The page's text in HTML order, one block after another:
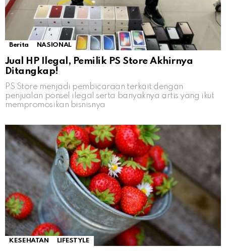
Berita NASIONAL
Jual HP Ilegal, Pemilik PS Store Akhirnya
Ditangkap!
PS Store menjadi pembicaraan terkait dengan
penjualan ponsel ilegal serta banyaknya artis yang ikut
mempromosikan bisnisnya
KESEHATAN LIFESTYLE